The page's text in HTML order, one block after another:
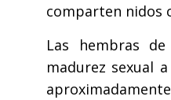
comparten nidos
Las hembras
madurez sexual